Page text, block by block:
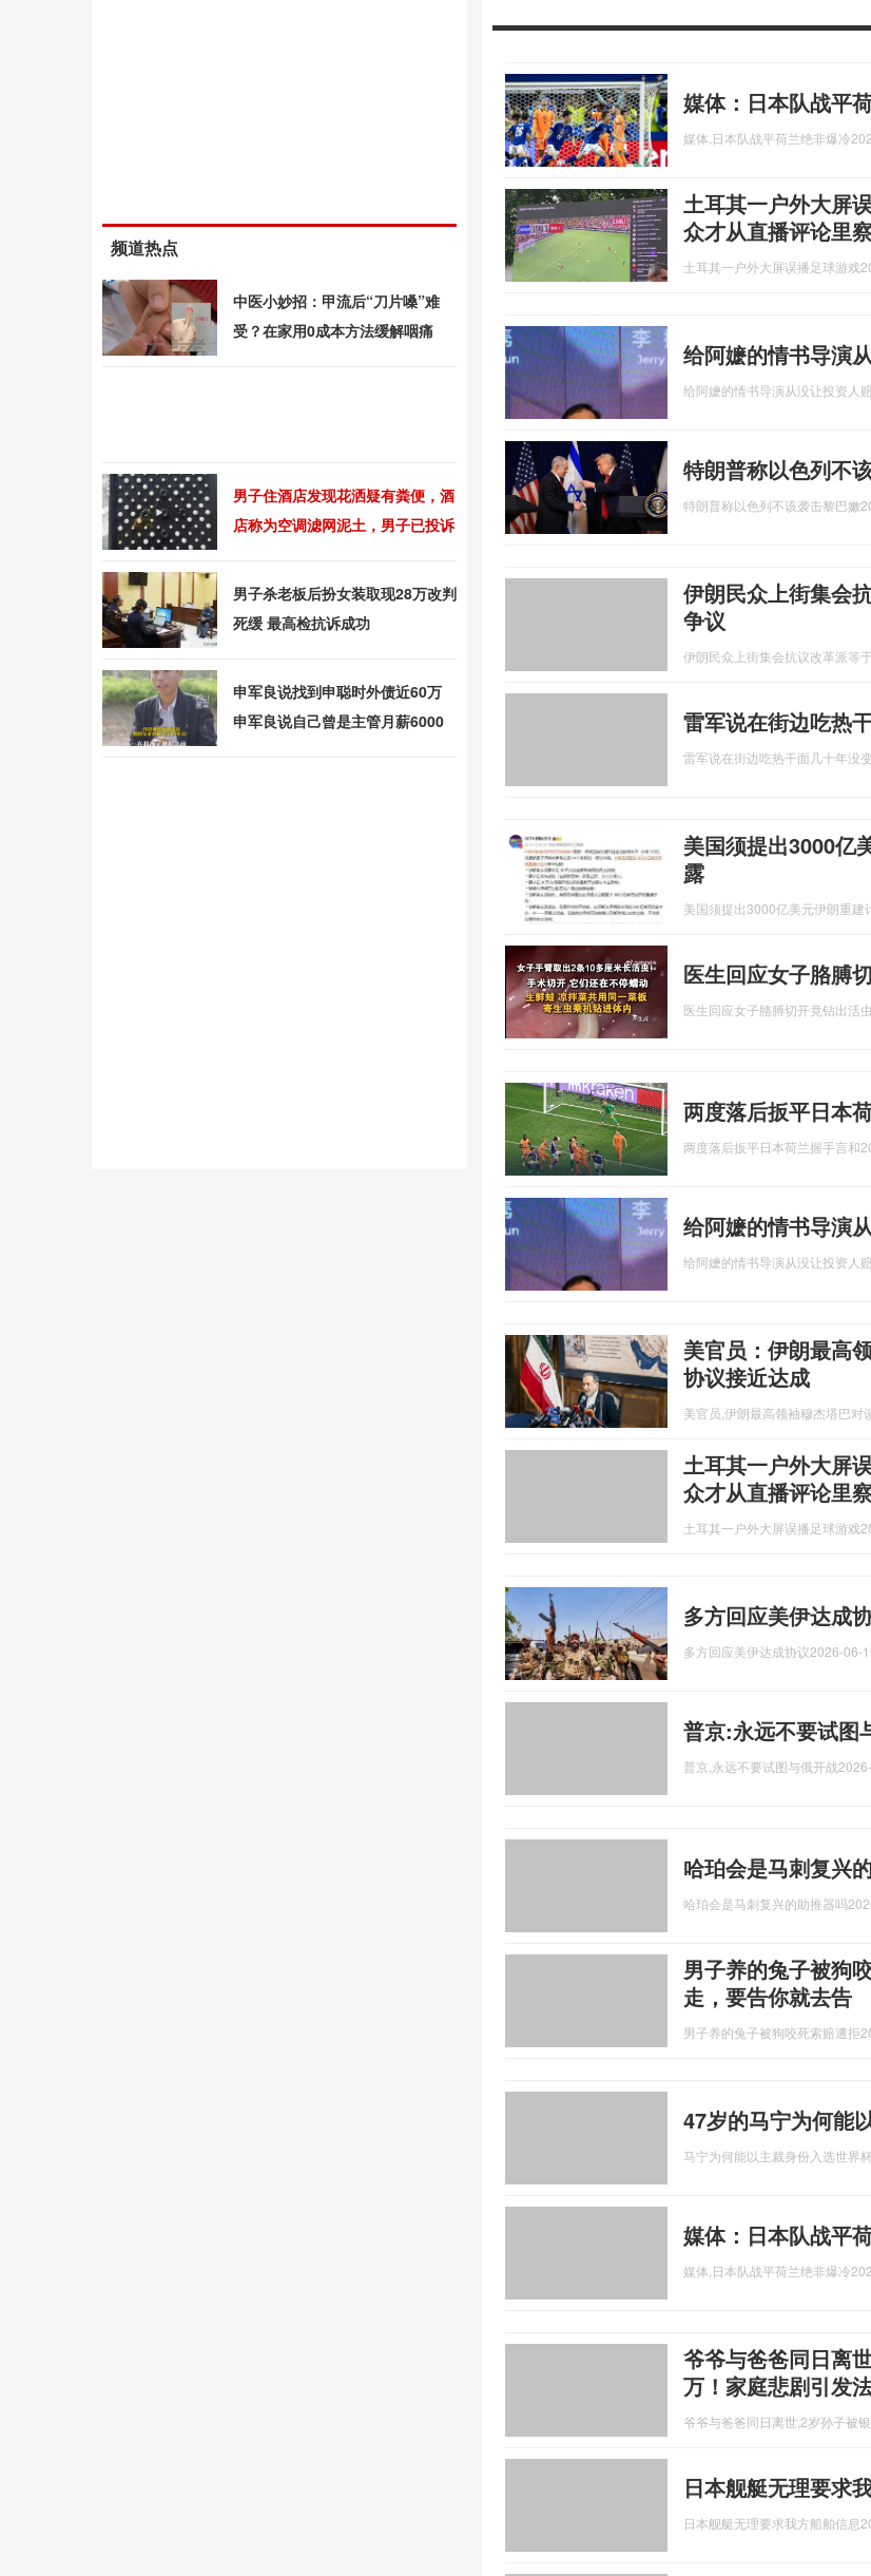
媒体：日本队战平
媒体,日本队战平荷兰绝非爆冷
土耳其一户外大屏
众才从直播评论里
土耳其一户外大屏误播足球游戏
给阿嬷的情书导演
给阿嬷的情书导演从没让投资人
特朗普称以色列不
特朗普称以色列不该袭击黎巴嫩
伊朗民众上街集会
争议
伊朗民众上街集会抗议改革派等
雷军说在街边吃热
雷军说在街边吃热干面几十年没变
美国须提出3000亿
露
美国须提出3000亿美元伊朗重建
医生回应女子胳膊
医生回应女子胳膊切开竟钻出活虫
两度落后扳平日本
两度落后扳平日本荷兰握手言和
给阿嬷的情书导演
给阿嬷的情书导演从没让投资人
美官员：伊朗最高
协议接近达成
美官员,伊朗最高领袖穆杰塔巴对
土耳其一户外大屏
众才从直播评论里
土耳其一户外大屏误播足球游戏
多方回应美伊达成
多方回应美伊达成协议2026-06-
普京:永远不要试图
普京,永远不要试图与俄开战
哈珀会是马刺复兴
哈珀会是马刺复兴的助推器吗
男子养的兔子被狗
走，要告你就去告
男子养的兔子被狗咬死索赔遭拒
47岁的马宁为何能
马宁为何能以主裁身份入选世界
媒体：日本队战平
媒体,日本队战平荷兰绝非爆冷
爷爷与爸爸同日离
万！家庭悲剧引发
爷爷与爸爸同日离世,2岁孙子被
日本舰艇无理要求
日本舰艇无理要求我方船舶信息
频道热点
中医小妙招：甲流后“刀片嗓”难
受？在家用0成本方法缓解咽痛
男子住酒店发现花洒疑有粪便，酒
店称为空调滤网泥土，男子已投诉
男子杀老板后扮女装取现28万改判
死缓 最高检抗诉成功
申军良说找到申聪时外债近60万
申军良说自己曾是主管月薪6000